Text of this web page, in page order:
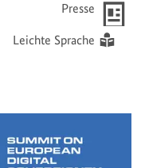
Presse
Leichte Sprache